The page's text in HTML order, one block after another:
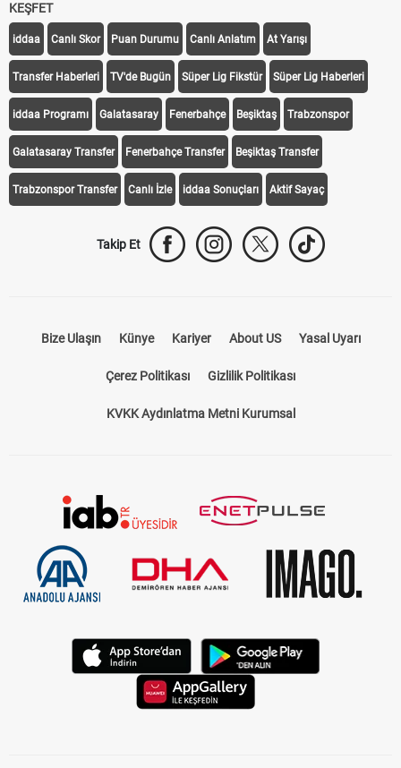
KEŞFET
iddaa Canlı Skor Puan Durumu Canlı Anlatım At Yarışı
Transfer Haberleri TV'de Bugün Süper Lig Fikstür Süper Lig Haberleri
iddaa Programı Galatasaray Fenerbahçe Beşiktaş Trabzonspor
Galatasaray Transfer Fenerbahçe Transfer Beşiktaş Transfer
Trabzonspor Transfer Canlı İzle iddaa Sonuçları Aktif Sayaç
Takip Et
Bize Ulaşın Künye Kariyer About US Yasal Uyarı
Çerez Politikası Gizlilik Politikası
KVKK Aydınlatma Metni Kurumsal